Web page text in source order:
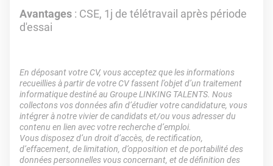
Avantages : CSE, 1j de télétravail après période
d'essai
En déposant votre CV, vous acceptez que les informations
recueillies à partir de votre CV fassent l’objet d’un traitement
informatique destiné au Groupe LINKING TALENTS. Nous
collectons vos données afin d’étudier votre candidature, vous
intégrer à notre vivier de candidats et/ou vous adresser du
contenu en lien avec votre recherche d’emploi.
Vous disposez d’un droit d’accès, de rectification,
d’effacement, de limitation, d’opposition et de portabilité des
données personnelles vous concernant, et de définition des